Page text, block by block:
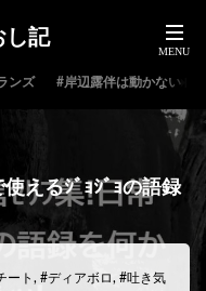
し記
ンズ #岸辺露伴は動かない
えるｼﾞｮｼﾞｮの語録
ート , #ディアボロ, #吐き気